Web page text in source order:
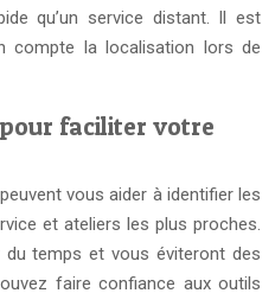
qu’un service distant. Il est
compte la localisation lors de
faciliter votre
vous aider à identifier les
et ateliers les plus proches.
temps et vous éviteront des
faire confiance aux outils